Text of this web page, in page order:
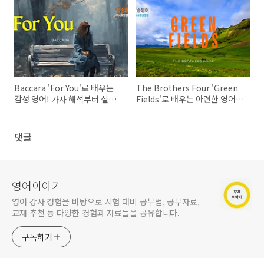
벽 분석 - 밤새도록 영어 실력
UP!
Baccara 'For You'로 배우는
감성 영어! 가사 해석부터 실용
The Brothers Four 'Green
Fields'로 배우는 아련한 영어
댓글
영어이야기
영어 강사 경험을 바탕으로 시험 대비 공부법, 공부자료,
교재 추천 등 다양한 경험과 자료들을 공유합니다.
구독하기